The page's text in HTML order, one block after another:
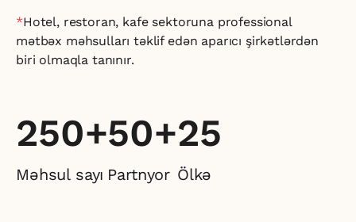
*Hotel, restoran, kafe sektoruna professional
mətbəx məhsulları təklif edən aparıcı şirkətlərdən
biri olmaqla tanınır.
250+
Məhsul sayı
50+
Partnyor
25
Ölkə